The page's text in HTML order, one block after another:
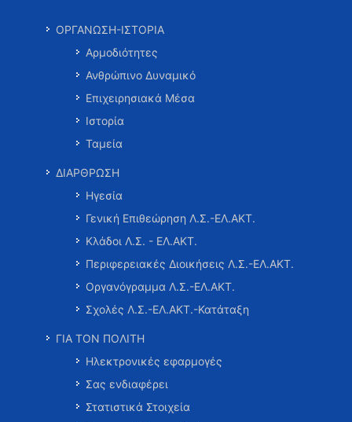
ΟΡΓΑΝΩΣΗ-ΙΣΤΟΡΙΑ
Αρμοδιότητες
Ανθρώπινο Δυναμικό
Επιχειρησιακά Μέσα
Ιστορία
Ταμεία
ΔΙΑΡΘΡΩΣΗ
Ηγεσία
Γενική Επιθεώρηση Λ.Σ.-ΕΛ.ΑΚΤ.
Κλάδοι Λ.Σ. - ΕΛ.ΑΚΤ.
Περιφερειακές Διοικήσεις Λ.Σ.-ΕΛ.ΑΚΤ.
Οργανόγραμμα Λ.Σ.-ΕΛ.ΑΚΤ.
Σχολές Λ.Σ.-ΕΛ.ΑΚΤ.-Κατάταξη
ΓΙΑ ΤΟΝ ΠΟΛΙΤΗ
Ηλεκτρονικές εφαρμογές
Σας ενδιαφέρει
Στατιστικά Στοιχεία